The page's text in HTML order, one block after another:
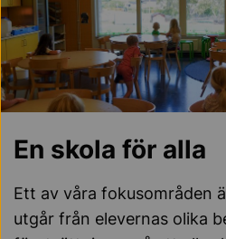
En skola för alla
Ett av våra fokusområden
utgår från elevernas olika